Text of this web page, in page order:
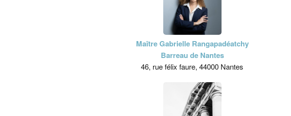
Maître Gabrielle Rangapadéatchy
Barreau de Nantes
46, rue félix faure, 44000 Nantes